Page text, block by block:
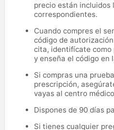
precio están incluidos
correspondientes.
Cuando compres el
código de
cita, identifícate como
y enseña el código en
Si compras una
prescripción,
vayas al centro
Dispones de 90 días
Si tienes cualquier